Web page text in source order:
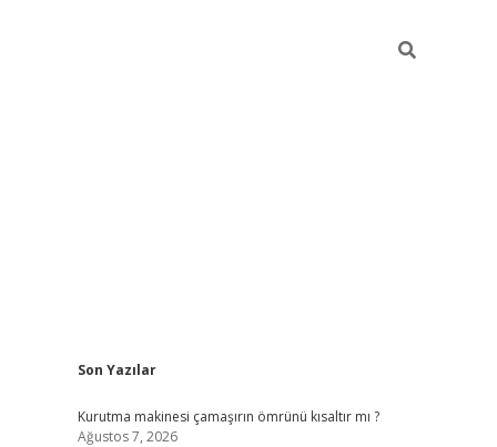
Sidebar
Son Yazılar
Kurutma makinesi çamaşırın ömrünü kısaltır mı ?
Ağustos 7, 2026